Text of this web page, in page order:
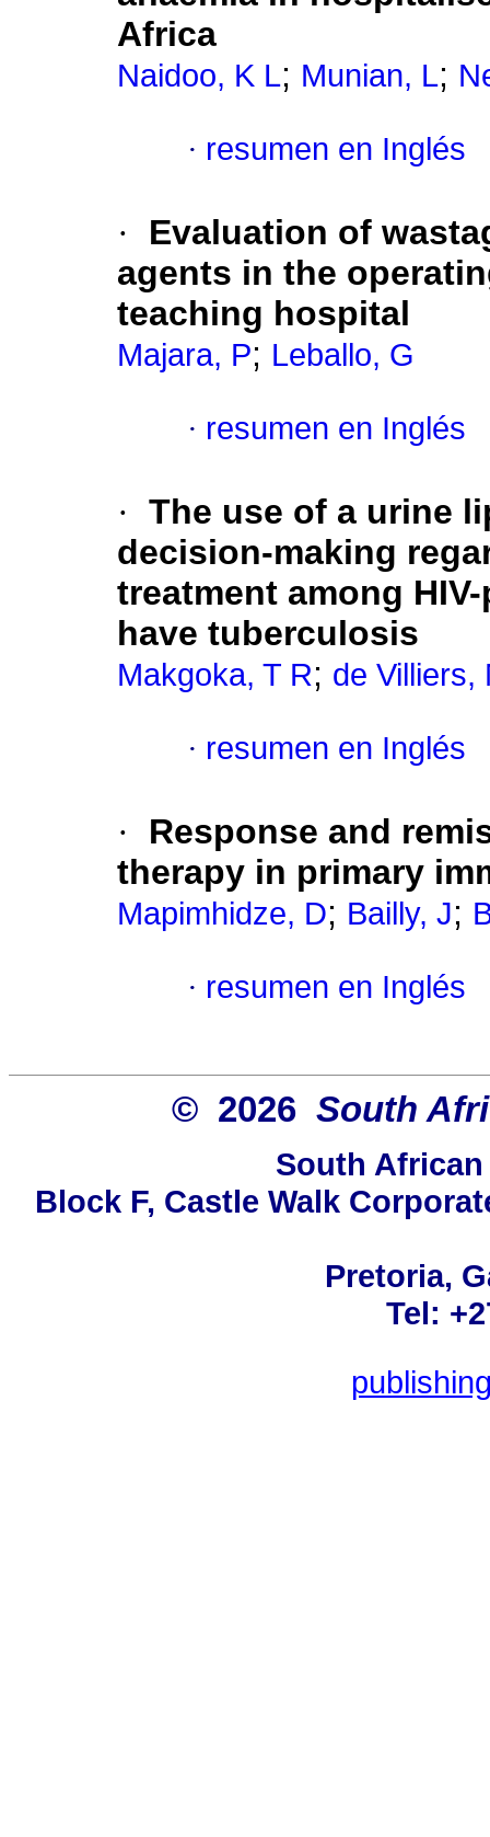
Africa
Naidoo, K L; Munian, L;
· resumen en Inglés
·
Evaluation of
agents in the
teaching hospital
Majara, P; Leballo, G
· resumen en Inglés
· The use of a urine
decision-making
treatment among
have tuberculosis
Makgoka, T R; de Villiers,
· resumen en Inglés
·
Response and
therapy in primary
Mapimhidze, D; Bailly, J;
· resumen en Inglés
© 2026 South
South
Block F, Castle Walk
Pretoria,
Tel: